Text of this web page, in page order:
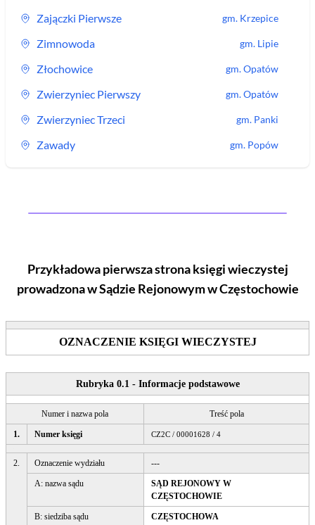
Zajączki Pierwsze gm. Krzepice
Zimnowoda gm. Lipie
Złochowice gm.Opatów
Zwierzyniec Pierwszy gm.Opatów
Zwierzyniec Trzeci gm. Panki
Zawady gm. Popów
Przykładowa pierwsza strona księgi wieczystej
prowadzona w Sądzie Rejonowymw Częstochowie
OZNACZENIE KSIĘGI WIECZYSTEJ
Rubryka 0.1 - Informacje podstawowe
Numer i nazwa pola Treść pola
1. Numer księgi CZ2C / 00001628 / 4
2. Oznaczenie wydziału ---
A: nazwa sądu
SĄD REJONOWY W
CZĘSTOCHOWIE
B: siedziba sądu CZĘSTOCHOWA